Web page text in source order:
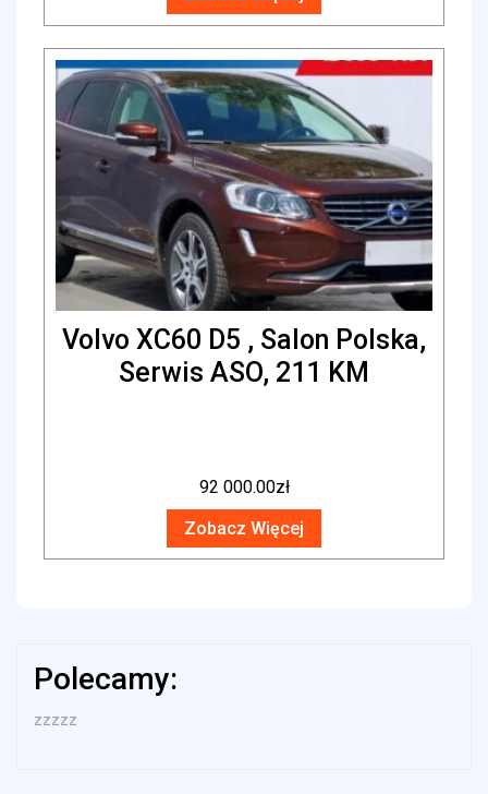
Volvo XC60 D5 , Salon Polska,
Serwis ASO, 211 KM
92 000.00zł
Zobacz Więcej
Polecamy:
zzzzz